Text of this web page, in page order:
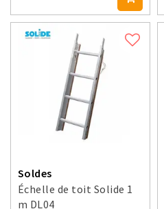
Soldes
Échelle de toit Solide 1
m DL04